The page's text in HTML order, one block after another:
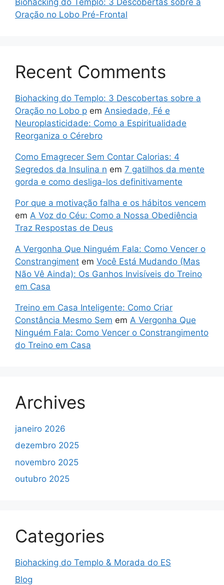
Oração no Lobo Pré-Frontal
Recent Comments
Biohacking do Templo: 3 Descobertas sobre a
Oração no Lobo p em Ansiedade, Fé e
Neuroplasticidade: Como a Espiritualidade
Reorganiza o Cérebro
Como Emagrecer Sem Contar Calorias: 4
Segredos da Insulina n em 7 gatilhos da mente
gorda e como desliga-los definitivamente
Por que a motivação falha e os hábitos vencem
em A Voz do Céu: Como a Nossa Obediência
Traz Respostas de Deus
A Vergonha Que Ninguém Fala: Como Vencer o
Constrangiment em Você Está Mudando (Mas
Não Vê Ainda): Os Ganhos Invisíveis do Treino
em Casa
Treino em Casa Inteligente: Como Criar
Constância Mesmo Sem em A Vergonha Que
Ninguém Fala: Como Vencer o Constrangimento
do Treino em Casa
Archives
janeiro 2026
dezembro 2025
novembro 2025
outubro 2025
Categories
Biohacking do Templo & Morada do ES
Blog